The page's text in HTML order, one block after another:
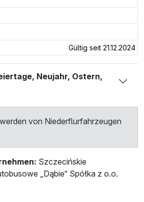
Gültig seit 21.12.2024
Neujahr, Ostern,
von Niederflurfahrzeugen
Szczecińskie
„Dąbie“ Spółka z o.o.
Linie